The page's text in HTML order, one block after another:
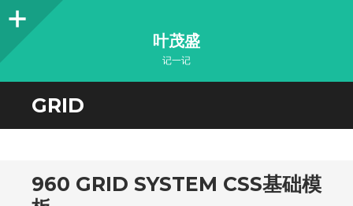
Sidebar
叶茂盛
记一记
GRID
960 GRID SYSTEM CSS基础模